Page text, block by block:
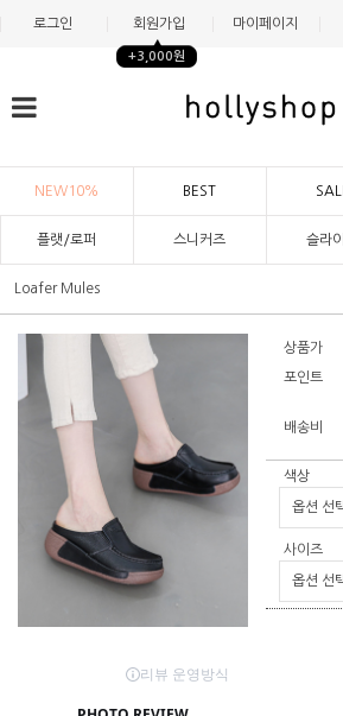
로그인 회원가입
+3,000원
마이페이지
NEW10% BEST
플랫/로퍼 스니커즈 슬라
Loafer Mules
상품가
포인트
배송비
색상
사이즈